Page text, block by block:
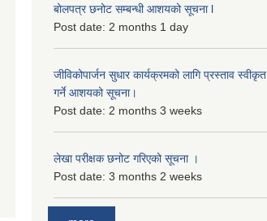
बोलपत्र छनोट सम्बन्धी आशयको सूचना l
Post date: 2 months 1 day
जीविकोपार्जन सुधार कार्यक्रमको लागि प्रस्ताव स्वीकृत
गर्ने आशयको सूचना।
Post date: 2 months 3 weeks
लेखा परीक्षक छनोट गरिएको सूचना ।
Post date: 3 months 2 weeks